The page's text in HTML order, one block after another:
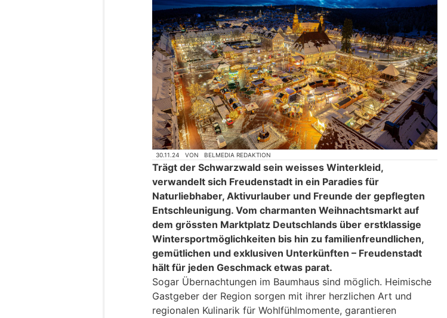
30.11.24 VON BELMEDIA REDAKTION
Trägt der Schwarzwald sein weisses Winterkleid,
verwandelt sich Freudenstadt in ein Paradies für
Naturliebhaber, Aktivurlauber und Freunde der gepflegten
Entschleunigung. Vom charmanten Weihnachtsmarkt auf
dem grössten Marktplatz Deutschlands über erstklassige
Wintersportmöglichkeiten bis hin zu familienfreundlichen,
gemütlichen und exklusiven Unterkünften – Freudenstadt
hält für jeden Geschmack etwas parat.
Sogar Übernachtungen im Baumhaus sind möglich. Heimische
Gastgeber der Region sorgen mit ihrer herzlichen Art und
regionalen Kulinarik für Wohlfühlmomente, garantieren